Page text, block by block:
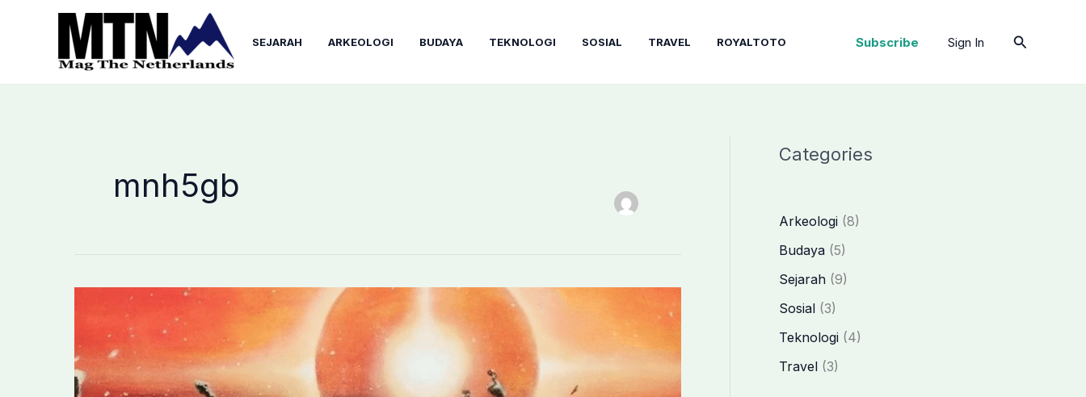
SEJARAH ARKEOLOGI BUDAYA TEKNOLOGI SOSIAL TRAVEL ROYALTOTO Subscribe Sign In Cari
mnh5gb
Categories
Arkeologi (8)
Budaya (5)
Sejarah (9)
Sosial (3)
Teknologi (4)
Travel (3)